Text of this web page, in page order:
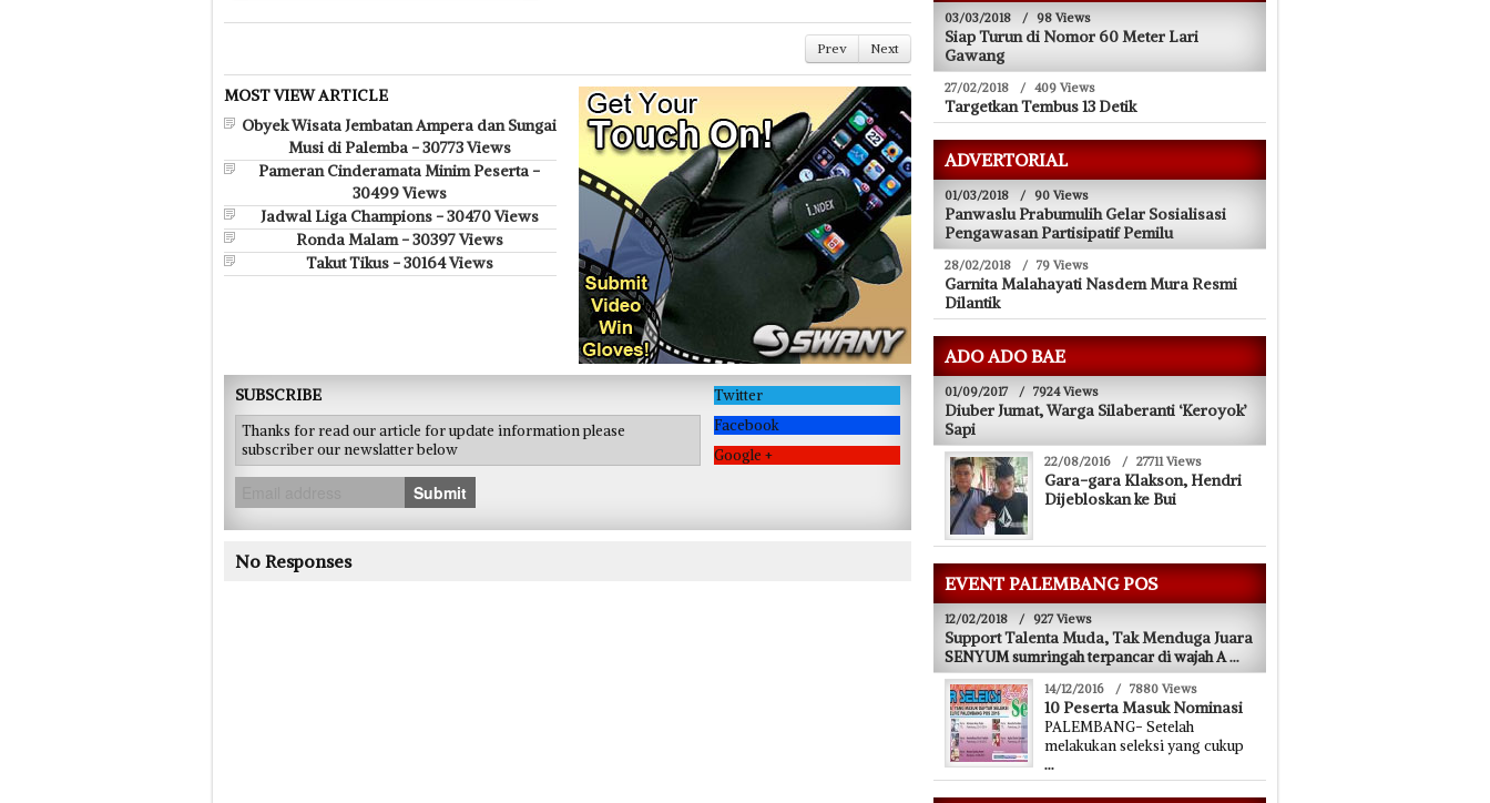
Prev Next
MOST VIEW ARTICLE
Obyek Wisata Jembatan Ampera dan Sungai
Musi di Palemba - 30773 Views
Pameran Cinderamata Minim Peserta -
30499 Views
Jadwal Liga Champions - 30470 Views
Ronda Malam - 30397 Views
Takut Tikus - 30164 Views
SUBSCRIBE
Thanks for read our article for update information please
subscriber our newslatter below
Submit
Twitter
Facebook
Google +
No Responses
03/03/2018 / 98 Views
Siap Turun di Nomor 60 Meter Lari
Gawang
27/02/2018 / 409 Views
Targetkan Tembus 13 Detik
ADVERTORIAL
01/03/2018 / 90 Views
Panwaslu Prabumulih Gelar Sosialisasi
Pengawasan Partisipatif Pemilu
28/02/2018 / 79 Views
Garnita Malahayati Nasdem Mura Resmi
Dilantik
ADO ADO BAE
01/09/2017 / 7924 Views
Diuber Jumat, Warga Silaberanti ‘Keroyok’
Sapi
22/08/2016 / 27711 Views
Gara-gara Klakson, Hendri
Dijebloskan ke Bui
EVENT PALEMBANG POS
12/02/2018 / 927 Views
Support Talenta Muda, Tak Menduga Juara
SENYUM sumringah terpancar di wajah A...
14/12/2016 / 7880 Views
10 Peserta Masuk Nominasi
PALEMBANG- Setelah
melakukan seleksi yang cukup
...